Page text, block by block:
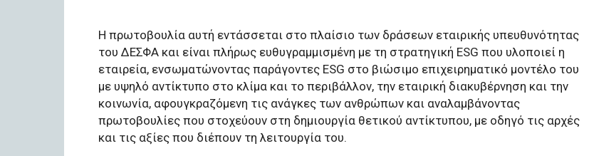
Η πρωτοβουλία αυτή εντάσσεται στο πλαίσιο των δράσεων εταιρικής υπευθυνότητας
του ΔΕΣΦΑ και είναι πλήρως ευθυγραμμισμένη με τη στρατηγική ESG που υλοποιεί η
εταιρεία, ενσωματώνοντας παράγοντες ESG στο βιώσιμο επιχειρηματικό μοντέλο του
με υψηλό αντίκτυπο στο κλίμα και το περιβάλλον, την εταιρική διακυβέρνηση και την
κοινωνία, αφουγκραζόμενη τις ανάγκες των ανθρώπων και αναλαμβάνοντας
πρωτοβουλίες που στοχεύουν στη δημιουργία θετικού αντίκτυπου, με οδηγό τις αρχές
και τις αξίες που διέπουν τη λειτουργία του.